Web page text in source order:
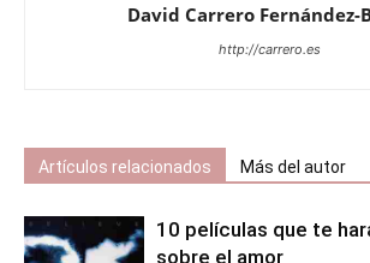
David Carrero Fernández-
http://carrero.es
Artículos relacionados Más del autor
10 películas que te
sobre el amor